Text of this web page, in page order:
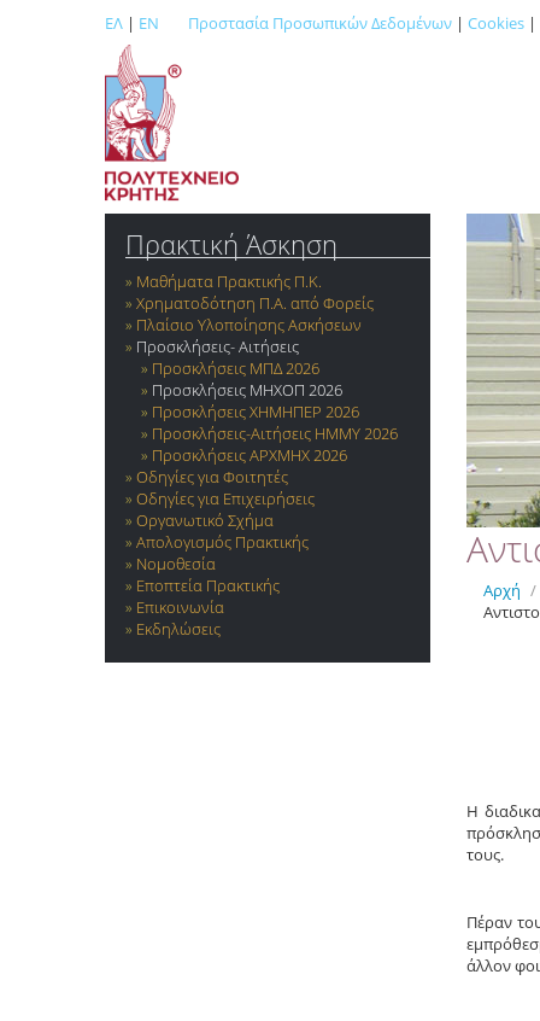
ΕΛ | EN Προστασία Προσωπικών Δεδομένων | Cookies |
Πρακτική Άσκηση
Μαθήματα Πρακτικής Π.Κ.
Χρηματοδότηση Π.Α. από Φορείς
Πλαίσιο Υλοποίησης Ασκήσεων
Προσκλήσεις- Αιτήσεις
Προσκλήσεις ΜΠΔ 2026
Προσκλήσεις MHXOΠ 2026
Προσκλήσεις ΧΗΜΗΠΕΡ 2026
Προσκλήσεις-Αιτήσεις ΗΜΜΥ 2026
Προσκλήσεις ΑΡΧΜΗΧ 2026
Οδηγίες για Φοιτητές
Οδηγίες για Επιχειρήσεις
Οργανωτικό Σχήμα
Απολογισμός Πρακτικής
Νομοθεσία
Εποπτεία Πρακτικής
Επικοινωνία
Εκδηλώσεις
Αρχή /
Η
τους.
Πέραν
άλλον